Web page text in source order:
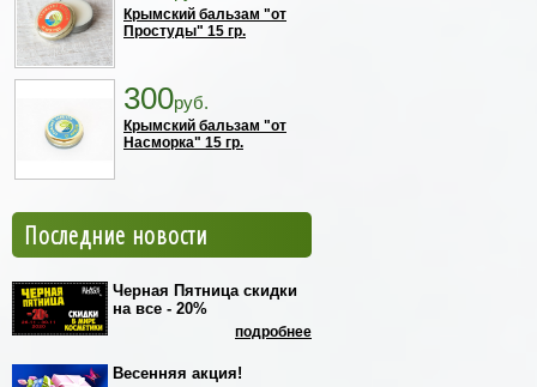
Крымский бальзам "от
Простуды" 15 гр.
300руб.
Крымский бальзам "от
Насморка" 15 гр.
Последние новости
Черная Пятница скидки
на все - 20%
подробнее
Весенняя акция!